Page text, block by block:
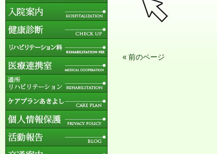
« 前のページ